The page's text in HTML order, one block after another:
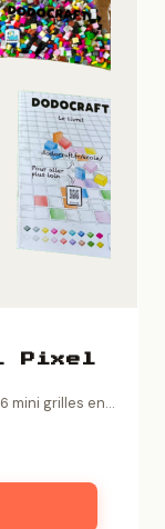
Pixel
mini grilles en...